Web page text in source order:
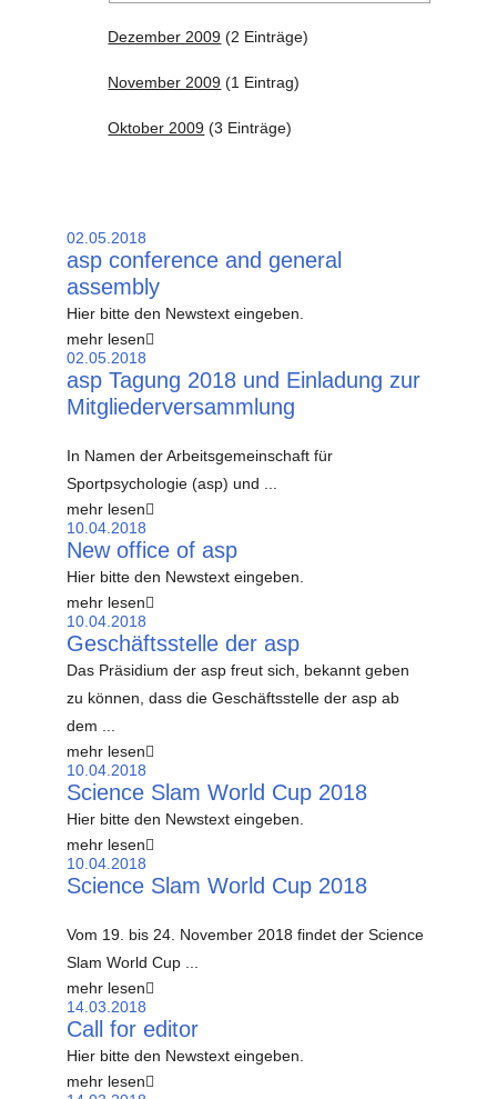
Dezember 2009 (2 Einträge)
November 2009 (1 Eintrag)
Oktober 2009 (3 Einträge)
02.05.2018
asp conference and general
assembly
Hier bitte den Newstext eingeben.
mehr lesen
02.05.2018
asp Tagung 2018 und Einladung zur
Mitgliederversammlung
In Namen der Arbeitsgemeinschaft für
Sportpsychologie (asp) und ...
mehr lesen
10.04.2018
New office of asp
Hier bitte den Newstext eingeben.
mehr lesen
10.04.2018
Geschäftsstelle der asp
Das Präsidium der asp freut sich, bekannt geben
zu können, dass die Geschäftsstelle der asp ab
dem ...
mehr lesen
10.04.2018
Science Slam World Cup 2018
Hier bitte den Newstext eingeben.
mehr lesen
10.04.2018
Science Slam World Cup 2018
Vom 19. bis 24. November 2018 findet der Science
Slam World Cup ...
mehr lesen
14.03.2018
Call for editor
Hier bitte den Newstext eingeben.
mehr lesen